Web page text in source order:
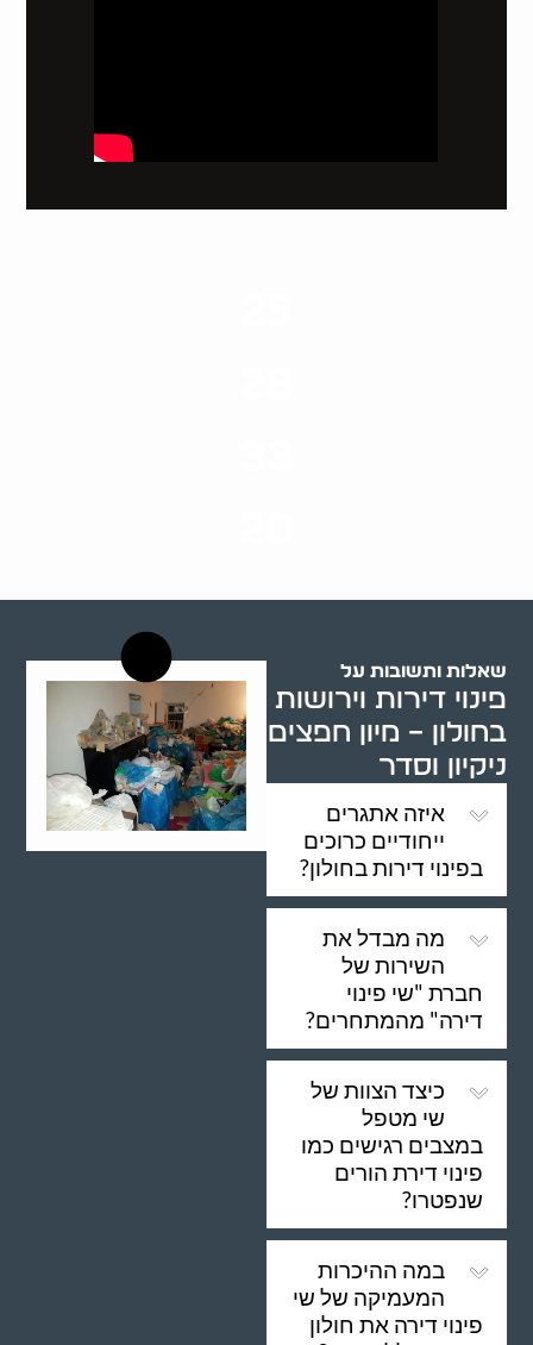
שאלות ותשובות על
פינוי דירות וירושות
בחולון – מיון חפצים
ניקיון וסדר
איזה אתגרים
ייחודיים כרוכים
בפינוי דירות בחולון?
מה מבדל את
השירות של
חברת "שי פינוי
דירה" מהמתחרים?
כיצד הצוות של
שי מטפל
במצבים רגישים כמו
פינוי דירת הורים
שנפטרו?
במה ההיכרות
המעמיקה של שי
פינוי דירה את חולון